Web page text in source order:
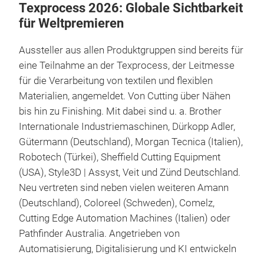
Texprocess 2026: Globale Sichtbarkeit
für Weltpremieren
Aussteller aus allen Produktgruppen sind bereits für
eine Teilnahme an der Texprocess, der Leitmesse
für die Verarbeitung von textilen und flexiblen
Materialien, angemeldet. Von Cutting über Nähen
bis hin zu Finishing. Mit dabei sind u. a. Brother
Internationale Industriemaschinen, Dürkopp Adler,
Gütermann (Deutschland), Morgan Tecnica (Italien),
Robotech (Türkei), Sheffield Cutting Equipment
(USA), Style3D | Assyst, Veit und Zünd Deutschland.
Neu vertreten sind neben vielen weiteren Amann
(Deutschland), Coloreel (Schweden), Comelz,
Cutting Edge Automation Machines (Italien) oder
Pathfinder Australia. Angetrieben von
Automatisierung, Digitalisierung und KI entwickeln